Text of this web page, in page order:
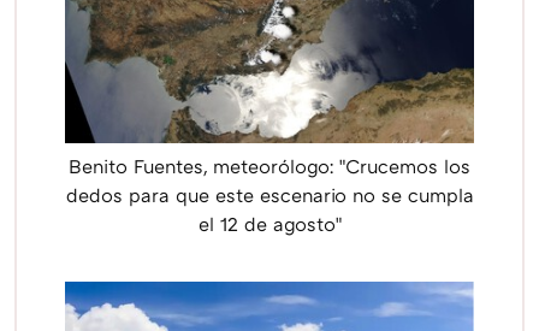
Benito Fuentes, meteorólogo: "Crucemos los
dedos para que este escenario no se cumpla
el 12 de agosto"